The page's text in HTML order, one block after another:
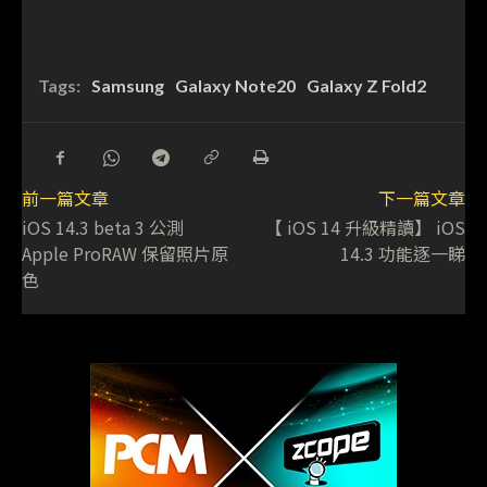
Tags: Samsung Galaxy Note20 Galaxy Z Fold2
前一篇文章
iOS 14.3 beta 3 公測
Apple ProRAW 保留照片原
色
下一篇文章
【 iOS 14 升級精讀】 iOS
14.3 功能逐一睇